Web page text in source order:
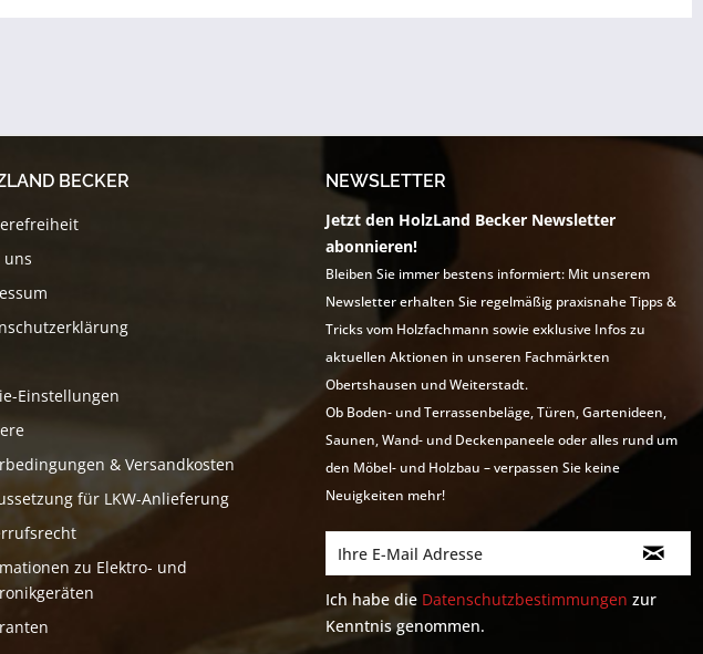
BECKER
uns
Einstellungen
& Versandkosten
für LKW-Anlieferung
zu Elektro- und
NEWSLETTER
Jetzt den HolzLand Becker Newsletter
abonnieren!
Bleiben Sie immer bestens informiert: Mit unserem
Newsletter erhalten Sie regelmäßig praxisnahe Tipps &
Tricks vom Holzfachmann sowie exklusive Infos zu
aktuellen Aktionen in unseren Fachmärkten
Obertshausen und Weiterstadt.
Ob Boden- und Terrassenbeläge, Türen, Gartenideen,
Saunen, Wand- und Deckenpaneele oder alles rund um
den Möbel- und Holzbau – verpassen Sie keine
Neuigkeiten mehr!
Ich habe die Datenschutzbestimmungen zur
Kenntnis genommen.